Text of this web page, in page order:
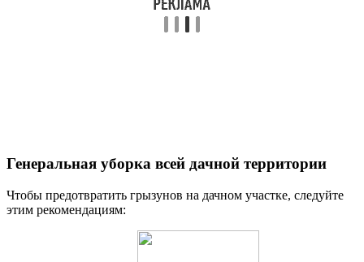
Генеральная уборка всей дачной территории
Чтобы предотвратить грызунов на дачном участке, следуйте
этим рекомендациям: